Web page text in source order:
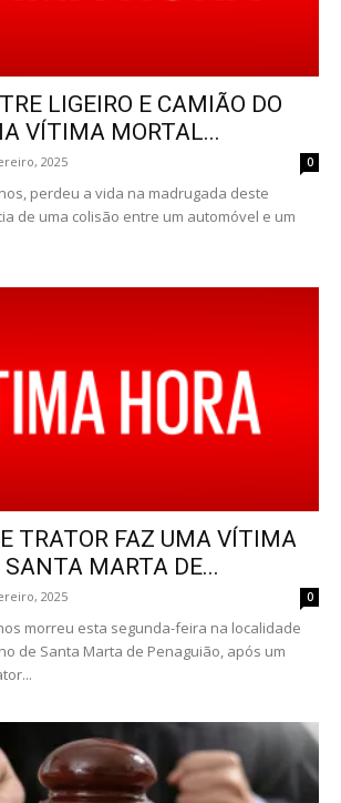
LIGEIRO E CAMIÃO DO
VÍTIMA MORTAL...
2025 0
perdeu a vida na madrugada deste
de uma colisão entre um automóvel e um
TRATOR FAZ UMA VÍTIMA
MARTA DE...
2025 0
morreu esta segunda-feira na localidade
de Santa Marta de Penaguião, após um